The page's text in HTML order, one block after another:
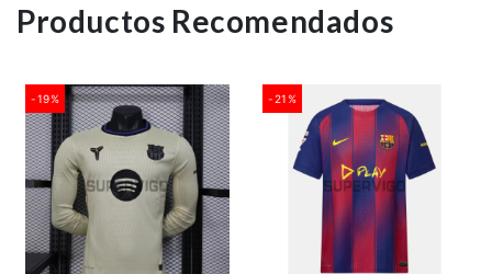
Productos Recomendados
-19% -21%